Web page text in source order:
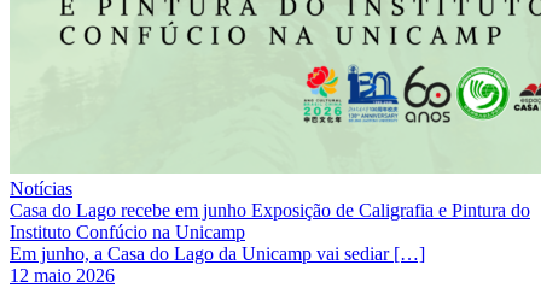
Notícias
Casa do Lago recebe em junho Exposição de Caligrafia e Pintura do
Instituto Confúcio na Unicamp
Em junho, a Casa do Lago da Unicamp vai sediar […]
12 maio 2026